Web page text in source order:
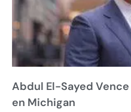
Abdul El-Sayed
en Michigan